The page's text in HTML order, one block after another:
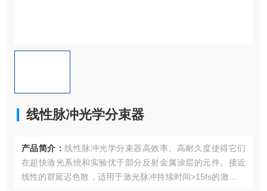
线性脉冲光学分束器
产品简介： 线性脉冲光学分束器高效率、高耐久度使得它们
在超快激光系统和实验优于部分反射金属涂层的元件。接近
线性的群延迟色散，适用于激光脉冲持续时间>15fs的激光系